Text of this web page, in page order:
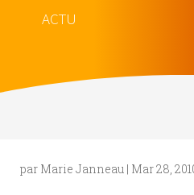
ACTU
par Marie Janneau | Mar 28,